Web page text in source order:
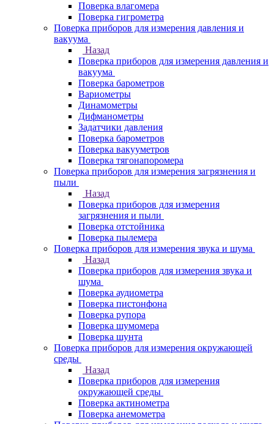
Поверка влагомера
Поверка гигрометра
Поверка приборов для измерения давления и
вакуума
Назад
Поверка приборов для измерения давления и
вакуума
Поверка барометров
Вариометры
Динамометры
Дифманометры
Задатчики давления
Поверка барометров
Поверка вакууметров
Поверка тягонапоромера
Поверка приборов для измерения загрязнения и
пыли
Назад
Поверка приборов для измерения
загрязнения и пыли
Поверка отстойника
Поверка пылемера
Поверка приборов для измерения звука и шума
Назад
Поверка приборов для измерения звука и
шума
Поверка аудиометра
Поверка пистонфона
Поверка рупора
Поверка шумомера
Поверка шунта
Поверка приборов для измерения окружающей
среды
Назад
Поверка приборов для измерения
окружающей среды
Поверка актинометра
Поверка анемометра